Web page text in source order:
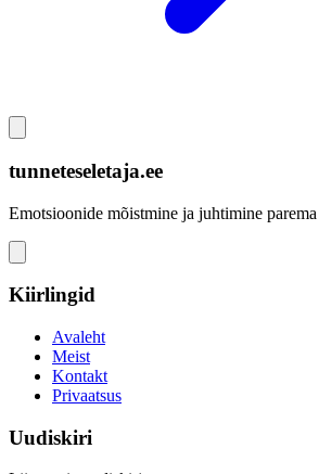
tunneteseletaja.ee
Emotsioonide mõistmine ja juhtimine
Kiirlingid
Avaleht
Meist
Kontakt
Privaatsus
Uudiskiri